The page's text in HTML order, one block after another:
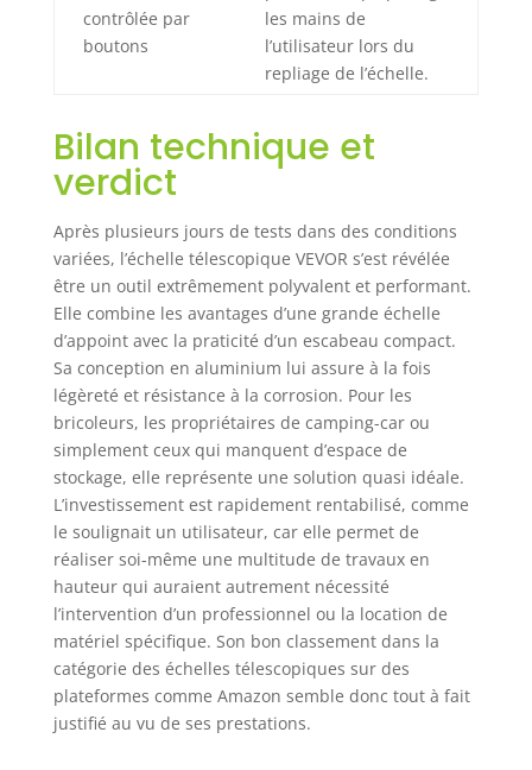
contrôlée par
boutons
les mains de
l’utilisateur lors du
repliage de l’échelle.
Bilan technique et
verdict
Après plusieurs jours de tests dans des conditions
variées, l’échelle télescopique VEVOR s’est révélée
être un outil extrêmement polyvalent et performant.
Elle combine les avantages d’une grande échelle
d’appoint avec la praticité d’un escabeau compact.
Sa conception en aluminium lui assure à la fois
légèreté et résistance à la corrosion. Pour les
bricoleurs, les propriétaires de camping-car ou
simplement ceux qui manquent d’espace de
stockage, elle représente une solution quasi idéale.
L’investissement est rapidement rentabilisé, comme
le soulignait un utilisateur, car elle permet de
réaliser soi-même une multitude de travaux en
hauteur qui auraient autrement nécessité
l’intervention d’un professionnel ou la location de
matériel spécifique. Son bon classement dans la
catégorie des échelles télescopiques sur des
plateformes comme Amazon semble donc tout à fait
justifié au vu de ses prestations.